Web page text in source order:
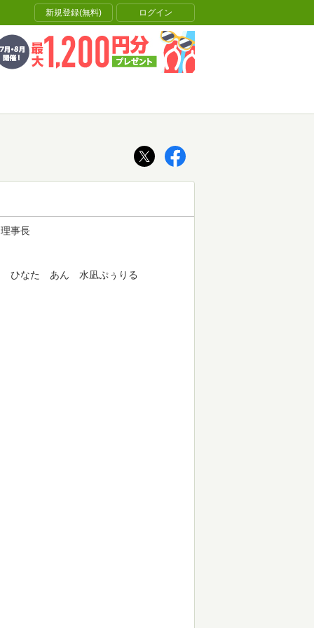
新規登録(無料) ログイン
事長
ス
なた あん 水凪ぷぅりる